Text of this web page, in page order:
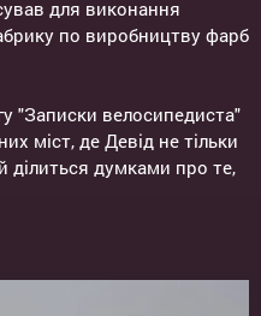
для виконання
по виробництву фарб
"Записки велосипедиста"
міст, де Девід не тільки
ділиться думками про те,